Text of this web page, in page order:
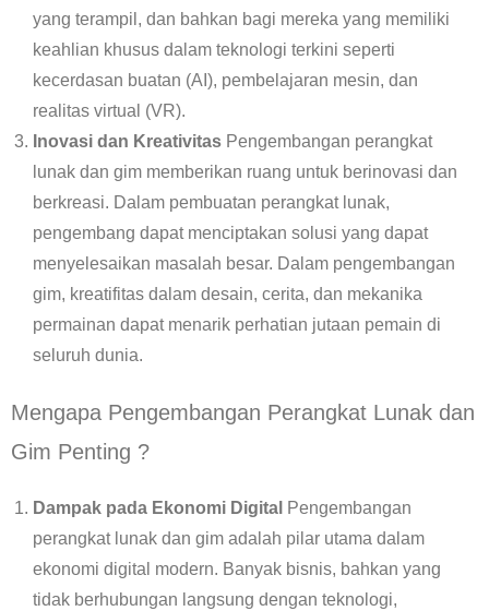
yang terampil, dan bahkan bagi mereka yang memiliki
keahlian khusus dalam teknologi terkini seperti
kecerdasan buatan (AI), pembelajaran mesin, dan
realitas virtual (VR).
Inovasi dan Kreativitas Pengembangan perangkat
lunak dan gim memberikan ruang untuk berinovasi dan
berkreasi. Dalam pembuatan perangkat lunak,
pengembang dapat menciptakan solusi yang dapat
menyelesaikan masalah besar. Dalam pengembangan
gim, kreatifitas dalam desain, cerita, dan mekanika
permainan dapat menarik perhatian jutaan pemain di
seluruh dunia.
Mengapa Pengembangan Perangkat Lunak dan
Gim Penting ?
Dampak pada Ekonomi Digital Pengembangan
perangkat lunak dan gim adalah pilar utama dalam
ekonomi digital modern. Banyak bisnis, bahkan yang
tidak berhubungan langsung dengan teknologi,